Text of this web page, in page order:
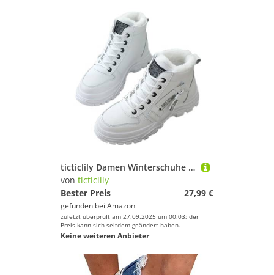
ticticlily Damen Winterschuhe Winterstiefel Warm Gefütterte Trekking Wanderschuhe Schneestiefel C Weiß 40 EU
von ticticlily
Bester Preis
27,99 €
gefunden bei Amazon
zuletzt überprüft am 27.09.2025 um 00:03; der
Preis kann sich seitdem geändert haben.
Keine weiteren Anbieter